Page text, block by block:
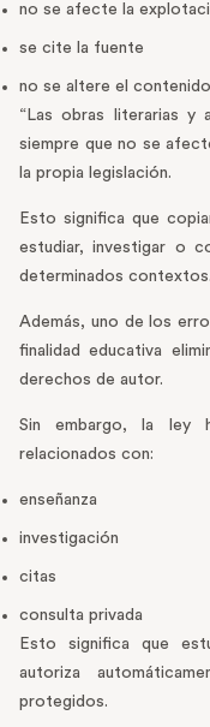
no se afecte la
se cite la fuente
no se altere el contenido
“Las obras literarias y
siempre que no se
la propia legislación.
Esto significa que
estudiar, investigar o
determinados contextos.
Además, uno de los
finalidad educativa
derechos de autor.
Sin embargo, la ley
relacionados con:
enseñanza
investigación
citas
consulta privada
Esto significa que
autoriza
protegidos.